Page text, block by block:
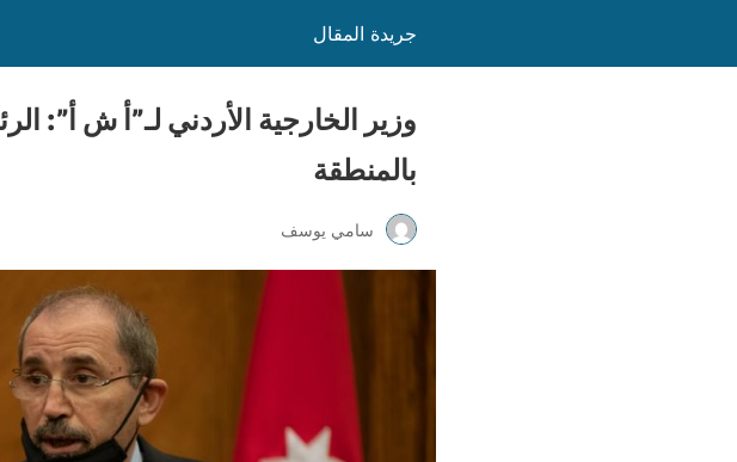
جريدة المقال
وزير الخارجية الأردني لـ”أ ش أ”:
بالمنطقة
سامي يوسف